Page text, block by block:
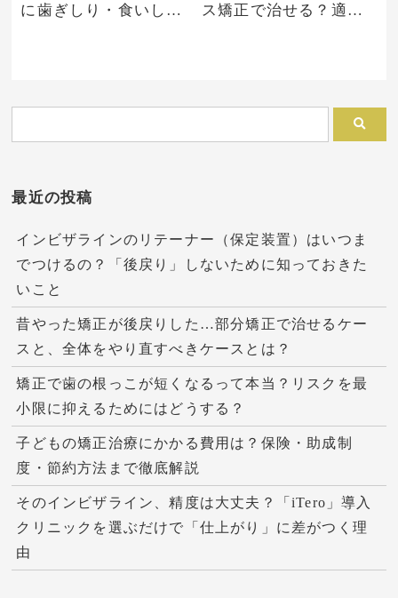
に歯ぎしり・食いしば
ス矯正で治せる？適応
最近の投稿
インビザラインのリテーナー（保定装置）はいつま
でつけるの？「後戻り」しないために知っておきた
いこと
昔やった矯正が後戻りした…部分矯正で治せるケー
スと、全体をやり直すべきケースとは？
矯正で歯の根っこが短くなるって本当？リスクを最
小限に抑えるためにはどうする？
子どもの矯正治療にかかる費用は？保険・助成制
度・節約方法まで徹底解説
そのインビザライン、精度は大丈夫？「iTero」導入
クリニックを選ぶだけで「仕上がり」に差がつく理
由